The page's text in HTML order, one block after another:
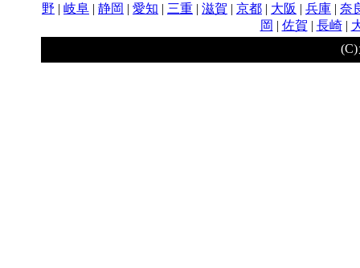
野 | 岐阜 | 静岡 | 愛知 | 三重 | 滋賀 | 京都 | 大阪 | 兵庫 | 奈
岡 | 佐賀 | 長崎|